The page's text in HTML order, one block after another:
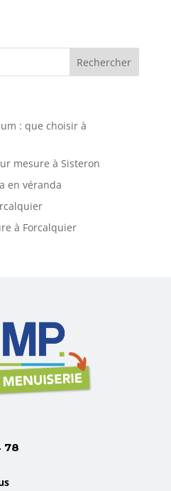
: que choisir à
mesure à Sisteron
en véranda
à Forcalquier
78